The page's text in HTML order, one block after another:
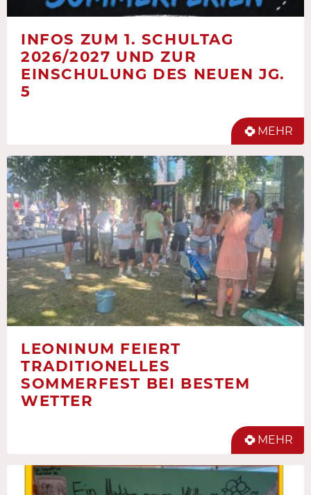
INFOS ZUM 1. SCHULTAG
2026/2027 UND ZUR
EINSCHULUNG DES NEUEN JG.
5
MEHR
LEONINUM FEIERT
TRADITIONELLES
SOMMERFEST BEI BESTEM
WETTER
MEHR